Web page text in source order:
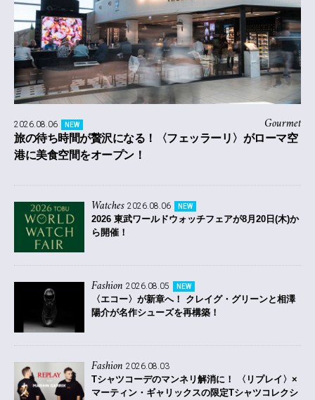
Gourmet
2026.08.06 NEW
旅の待ち時間が贅沢になる！〈フェッラーリ〉がローマ空
港に美食空間をオープン！
Watches 2026.08.06 NEW
2026 東武ワールドウォッチフェアが8月20日(木)か
ら開催！
Fashion 2026.08.05 NEW
〈エコー〉が新章へ！ クレイグ・グリーンと相澤
陽介が名作シューズを再構築！
Fashion 2026.08.03
Tシャツコーデのマンネリ解消に！ 〈リプレイ〉×
マーティン・ギャリックスの限定Tシャツコレクシ